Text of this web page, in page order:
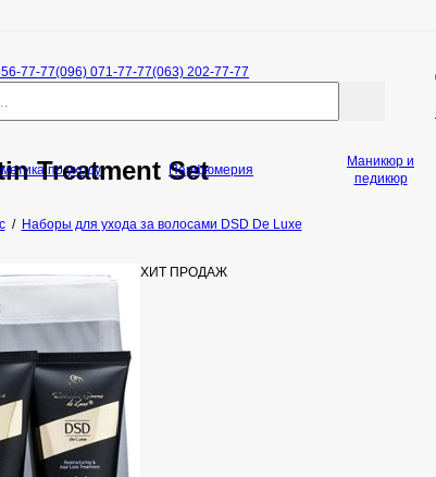
77-77(096) 071-77-77(063) 202-77-77
Treatment Set
/ Наборы для ухода за волосами DSD De Luxe
ХИТ ПРОДАЖ
по уходу Парфюмерия
Маникюр и
педикюр